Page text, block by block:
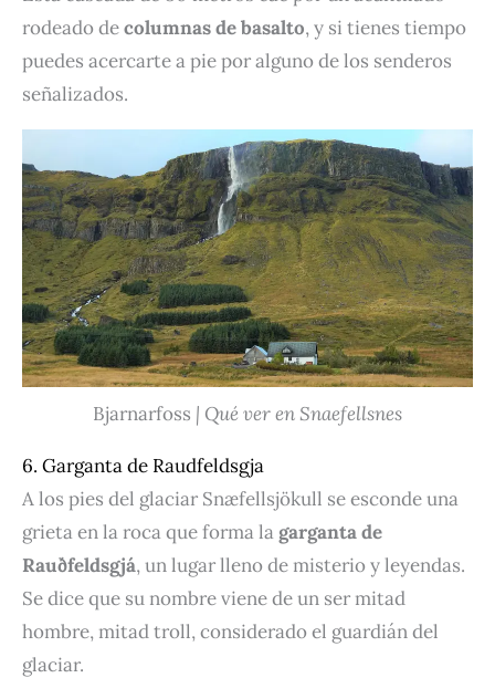
rodeado decolumnas de basalto, y si tienes tiempo
puedes acercarte a pie por alguno de los senderos
señalizados.
Bjarnarfoss | Qué ver en Snaefellsnes
6. Garganta de Raudfeldsgja
A los pies del glaciar Snæfellsjökull se esconde una
grieta en la roca que forma la garganta de
Rauðfeldsgjá, un lugar lleno de misterio y leyendas.
Se dice que su nombre viene de un ser mitad
hombre, mitad troll, considerado el guardián del
glaciar.